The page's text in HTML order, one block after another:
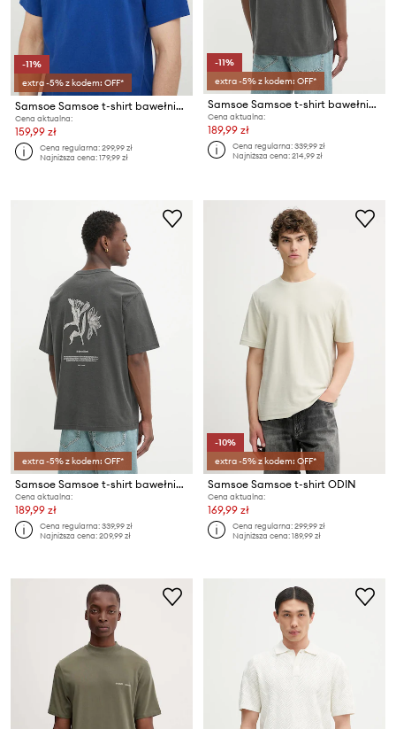
-11%
extra -5% z kodem: OFF*
Samsoe Samsoe t-shirt bawełniany Norsbro
Cena aktualna:
159,99 zł
Cena regularna:299,99 zł
Najniższa cena:179,99 zł
-11%
extra -5% z kodem: OFF*
Samsoe Samsoe t-shirt bawełniany SASWIRL
Cena aktualna:
189,99 zł
Cena regularna:339,99 zł
Najniższa cena:214,99 zł
extra -5% z kodem: OFF*
Samsoe Samsoe t-shirt bawełniany SALILIUM
Cena aktualna:
189,99 zł
Cena regularna:339,99 zł
Najniższa cena:209,99 zł
-10%
extra -5% z kodem: OFF*
Samsoe Samsoe t-shirt ODIN
Cena aktualna:
169,99 zł
Cena regularna:299,99 zł
Najniższa cena:189,99 zł